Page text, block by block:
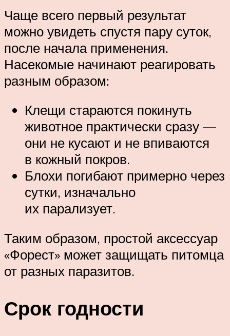
Чаще всего первый результат
можно увидеть спустя пару суток,
после начала применения.
Насекомые начинают реагировать
разным образом:
Клещи стараются покинуть
животное практически сразу —
они не кусают и не впиваются
в кожный покров.
Блохи погибают примерно через
сутки, изначально
их парализует.
Таким образом, простой аксессуар
«Форест» может защищать питомца
от разных паразитов.
Срок годности